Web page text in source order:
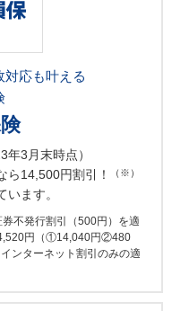
対応も叶える
3月末時点）
ら14,500円割引！
（※）
ます。
不発行割引（500円）を適
円（①14,040円②480
ンターネット割引のみの適